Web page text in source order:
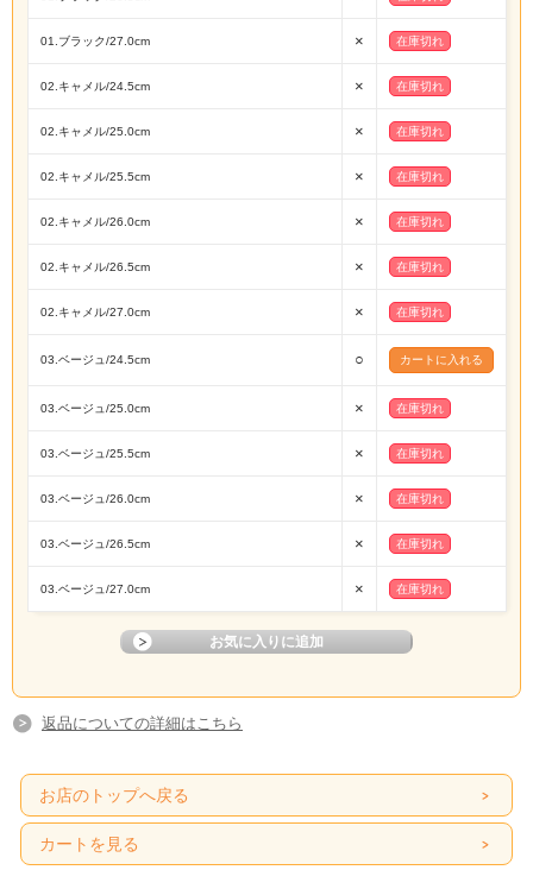
01.ブラック/27.0cm × 在庫切れ
02.キャメル/24.5cm × 在庫切れ
02.キャメル/25.0cm × 在庫切れ
02.キャメル/25.5cm × 在庫切れ
02.キャメル/26.0cm × 在庫切れ
02.キャメル/26.5cm × 在庫切れ
02.キャメル/27.0cm × 在庫切れ
03.ベージュ/24.5cm ○
03.ベージュ/25.0cm × 在庫切れ
03.ベージュ/25.5cm × 在庫切れ
03.ベージュ/26.0cm × 在庫切れ
03.ベージュ/26.5cm × 在庫切れ
03.ベージュ/27.0cm × 在庫切れ
返品についての詳細はこちら
お店のトップへ戻る
カートを見る